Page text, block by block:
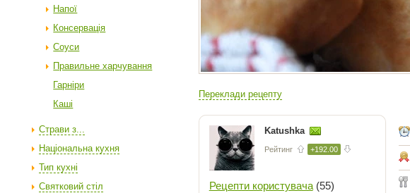
Напої
Консервація
Соуси
Правильне харчування
Гарніри
Каші
Страви з...
Національна кухня
Тип кухні
Святковий стіл
Переклади рецепту
Katushka
Рейтинг +192.00
Рецепти користувача(55)